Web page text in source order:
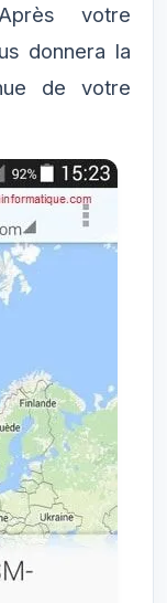
votre
donnera la
de votre